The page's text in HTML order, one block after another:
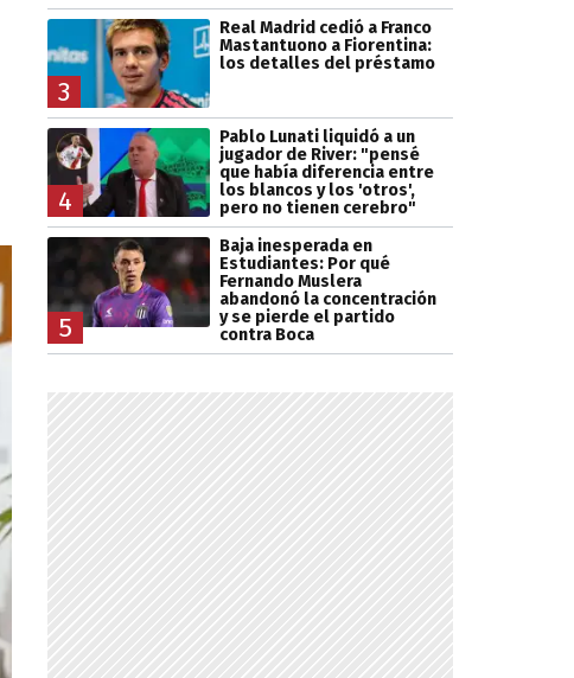
3
Real Madrid cedió a Franco
Mastantuono a Fiorentina:
los detalles del préstamo
4
Pablo Lunati liquidó a un
jugador de River: "pensé
que había diferencia entre
los blancos y los 'otros',
pero no tienen cerebro"
5
Baja inesperada en
Estudiantes: Por qué
Fernando Muslera
abandonó la concentración
y se pierde el partido
contra Boca